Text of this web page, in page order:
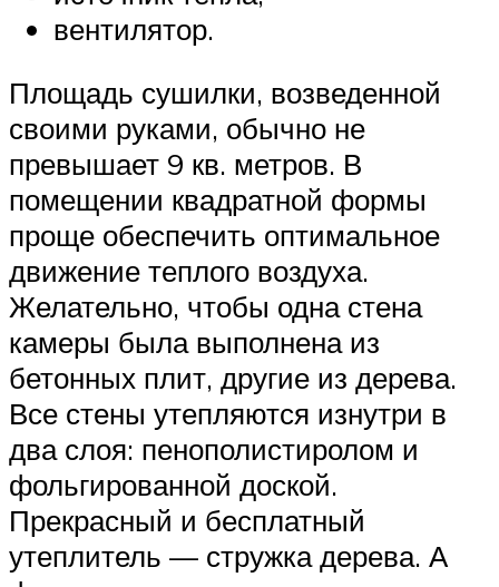
вентилятор.
Площадь сушилки, возведенной
своими руками, обычно не
превышает 9 кв. метров. В
помещении квадратной формы
проще обеспечить оптимальное
движение теплого воздуха.
Желательно, чтобы одна стена
камеры была выполнена из
бетонных плит, другие из дерева.
Все стены утепляются изнутри в
два слоя: пенополистиролом и
фольгированной доской.
Прекрасный и бесплатный
утеплитель — стружка дерева. А